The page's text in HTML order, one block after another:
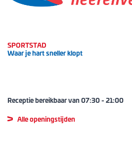
SPORTSTAD
Waar je hart sneller klopt
Receptie bereikbaar van07:30-21:00
Alle openingstijden